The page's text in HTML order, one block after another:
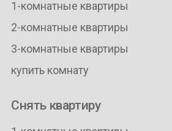
1-комнатные квартиры
2-комнатные квартиры
3-комнатные квартиры
купить комнату
Снять квартиру